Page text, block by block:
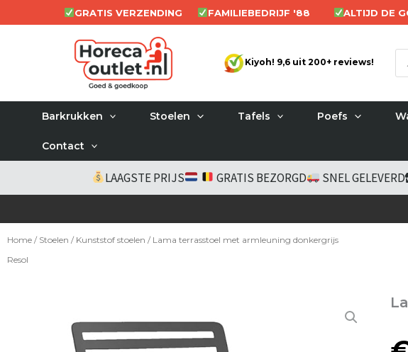
naar
GRATIS VERZENDING FAMILIEBEDRIJF '88 ALTIJD DE
Kiyoh! 9,6 uit 200+ reviews!
Barkrukken Stoelen Tafels Poefs
Contact
LAAGSTE PRIJS GRATIS BEZORGD SNEL GELEVERD
Home / Stoelen / Kunststof stoelen / Lama terrasstoel met armleuning donkergrijs
Resol